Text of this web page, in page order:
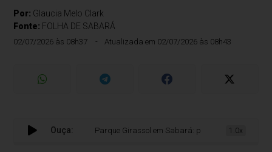
Por: Glaucia Melo Clark
Fonte: FOLHA DE SABARÁ
02/07/2026 às 08h37 Atualizada em 02/07/2026 às 08h43
Ouça: Parque Girassol em Sabará: primeiro parque1.0x